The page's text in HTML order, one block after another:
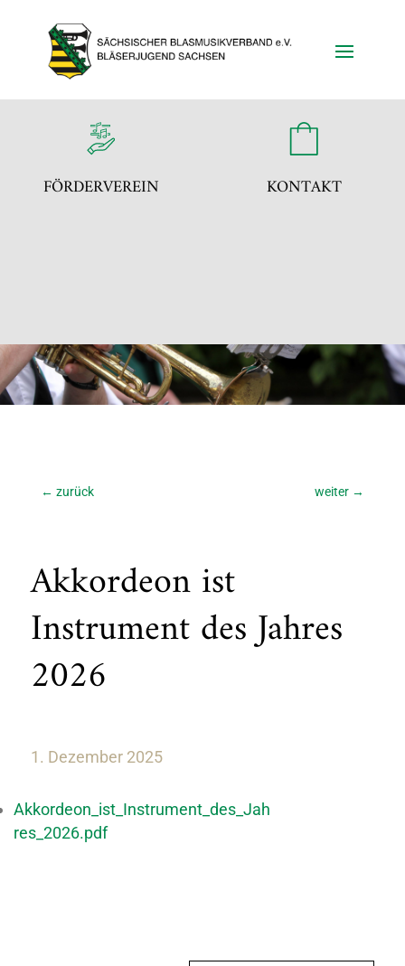
FÖRDERVEREIN KONTAKT
← zurück weiter →
Akkordeon ist
Instrument des Jahres
2026
1. Dezember 2025
Akkordeon_ist_Instrument_des_Jah
res_2026.pdf